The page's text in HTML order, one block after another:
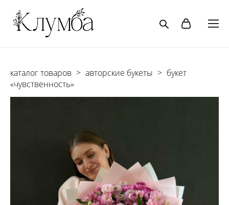
каталог товаров > авторские букеты > букет
«чувственность»